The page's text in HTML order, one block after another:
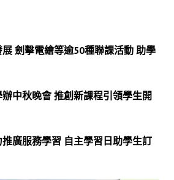
劍擊電繪等逾50種聯課活動 助學
中秋晚會 推創新課程引領學生開
廣服務學習 自主學習日助學生訂